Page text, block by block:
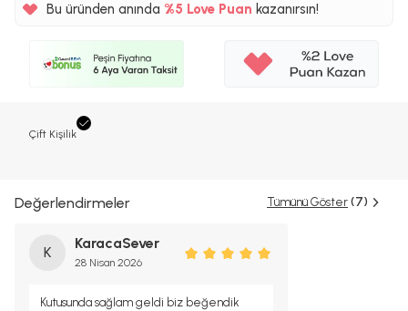
Bu üründen anında %5
%5
Love Puan kazanırsın!
Çift Kişilik
Değerlendirmeler Tümünü Göster (7)
K
KaracaSever
28 Nisan 2026
Kutusunda sağlam geldi biz beğendik